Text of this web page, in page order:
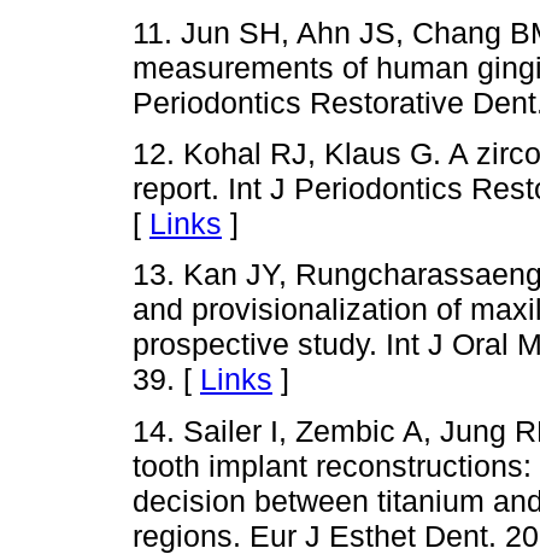
11. Jun SH, Ahn JS, Chang
measurements of human
Periodontics Restorative
12. Kohal RJ, Klaus G. A
report. Int J Periodontics
[ Links ]
13. Kan JY,
and provisionalization of
prospective study. Int J Oral
39. [ Links ]
14. Sailer I, Zembic A, Jung
tooth implant
decision between titanium
regions. Eur J Esthet Dent.